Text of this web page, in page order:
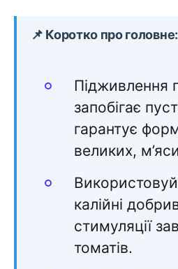
📌 Коротко про головне:
Підживлення
запобігає
гарантує
великих,
калійні
стимуляції
томатів.